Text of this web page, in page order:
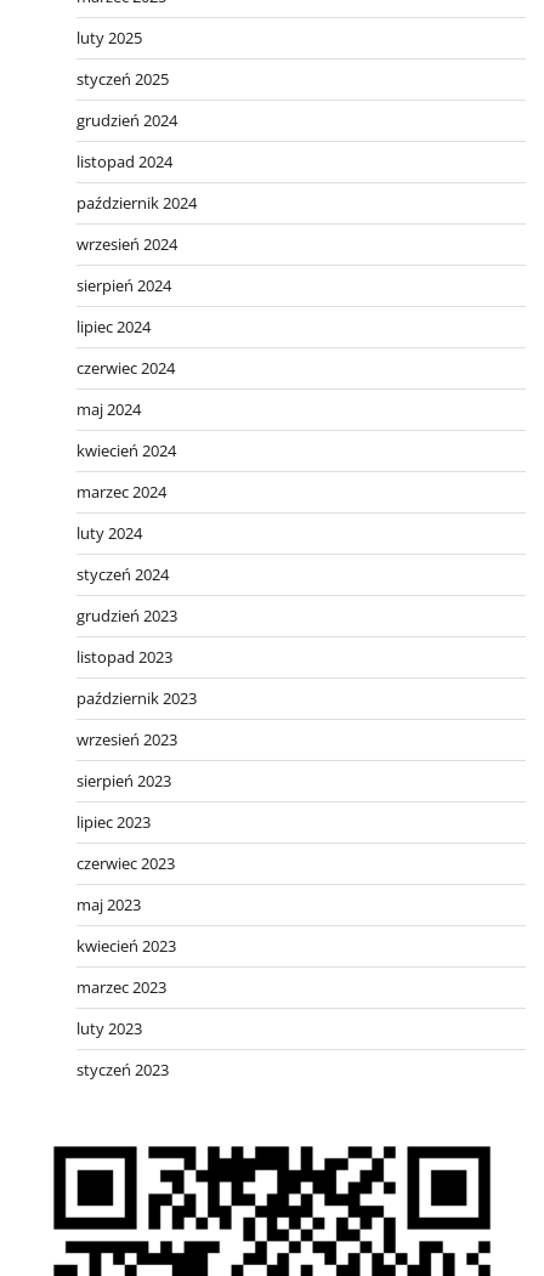
luty 2025
styczeń 2025
grudzień 2024
listopad 2024
październik 2024
wrzesień 2024
sierpień 2024
lipiec 2024
czerwiec 2024
maj 2024
kwiecień 2024
marzec 2024
luty 2024
styczeń 2024
grudzień 2023
listopad 2023
październik 2023
wrzesień 2023
sierpień 2023
lipiec 2023
czerwiec 2023
maj 2023
kwiecień 2023
marzec 2023
luty 2023
styczeń 2023